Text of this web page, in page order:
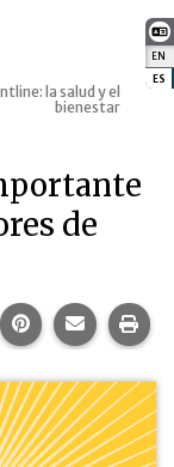
EN
ES
web
la salud y el
bienestar
de
esta página en
esta
Compartir esta